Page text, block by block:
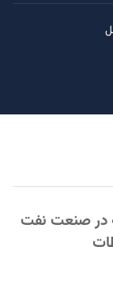
در صنعت نفت